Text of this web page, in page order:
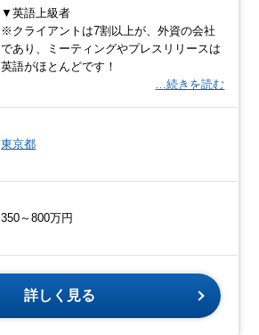
▼英語上級者
※クライアントは7割以上が、外資の会社
であり、ミーティングやプレスリリースは
英語がほとんどです！
…続きを読む
東京都
350～800万円
詳しく見る